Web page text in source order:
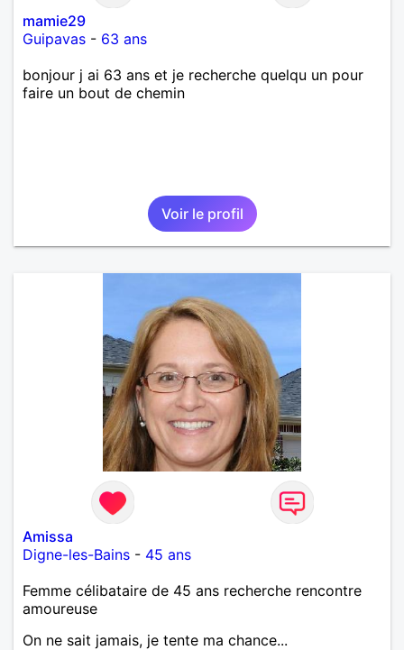
mamie29
Guipavas - 63 ans
bonjour j ai 63 ans et je recherche quelqu un pour
faire un bout de chemin
Voir le profil
Amissa
Digne-les-Bains - 45 ans
Femme célibataire de 45 ans recherche rencontre
amoureuse
On ne sait jamais, je tente ma chance...